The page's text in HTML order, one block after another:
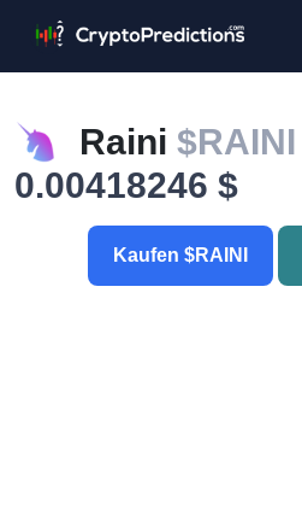
Raini $RAINI
0.00418246 $
Kaufen $RAINI